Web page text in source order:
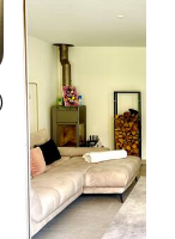
avaliação média